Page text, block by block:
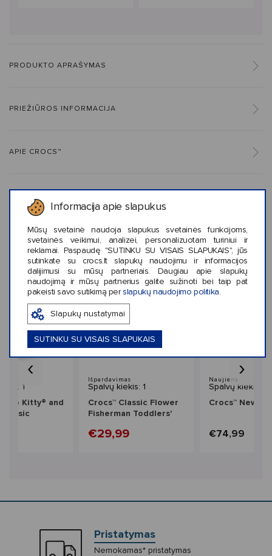
Informacija apie slapukus
Mūsų svetainė naudoja slapukus svetainės funkcijoms,
svetainės veikimui, analizei, personalizuotam turiniui ir
reklamai. Paspaudę "SUTINKU SU VISAIS SLAPUKAIS", jūs
sutinkate su crocs.lt slapukų naudojimu ir informacijos
dalijimusi su mūsų partneriais. Daugiau apie slapukų
naudojimą ir mūsų partnerius galite sužinoti bei taip pat
pakeisti savo sutikimą per slapukų naudojimo politika
Slapukų nustatymai
SUTINKU SU VISAIS SLAPUKAIS
PRODUKTO APRAŠYMAS
PRIEŽIŪROS INFORMACIJA
APIE CROCS™
Panašaus stiliaus prekės
1
Kitty® and
Išpardavimas
Spalvų kiekis: 1
Crocs™ Classic Flower
Fisherman Toddlers'
€29,99
Naujiena
Spalvų kiekis: 2
Crocs™ New
€74,99
‹ ›
Pristatymas
Nemokamas* pristatymas